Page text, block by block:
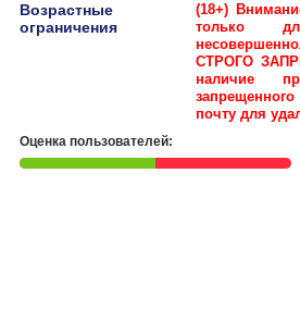
Возрастные
ограничения
(18+)
только
СТРОГО
наличие
почту для
Оценка пользователей: